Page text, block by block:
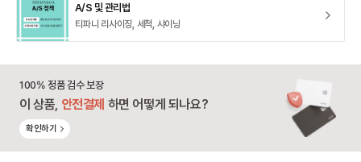
A/S 및 관리법
티파니 리사이징, 세척, 샤이닝
100% 정품 검수 보장
이 상품, 안전결제 하면 어떻게 되나요?
확인하기